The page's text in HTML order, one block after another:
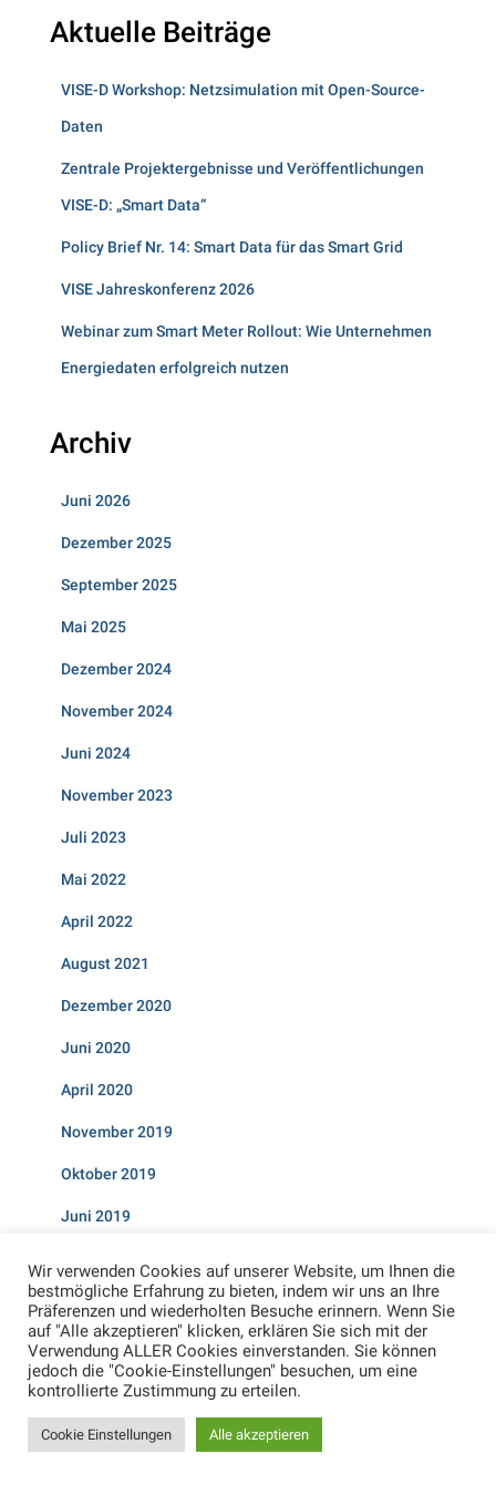
Aktuelle Beiträge
VISE-D Workshop: Netzsimulation mit Open-Source-
Daten
Zentrale Projektergebnisse und Veröffentlichungen
VISE-D: „Smart Data“
Policy Brief Nr. 14: Smart Data für das Smart Grid
VISE Jahreskonferenz 2026
Webinar zum Smart Meter Rollout: Wie Unternehmen
Energiedaten erfolgreich nutzen
Archiv
Juni 2026
Dezember 2025
September 2025
Mai 2025
Dezember 2024
November 2024
Juni 2024
November 2023
Juli 2023
Mai 2022
April 2022
August 2021
Dezember 2020
Juni 2020
April 2020
November 2019
Oktober 2019
Juni 2019
Januar 2019
Dezember 2018
November 2018
April 2018
Wir verwenden Cookies auf unserer Website, um Ihnen die
bestmögliche Erfahrung zu bieten, indem wir uns an Ihre
Präferenzen und wiederholten Besuche erinnern. Wenn Sie
auf "Alle akzeptieren" klicken, erklären Sie sich mit der
Verwendung ALLER Cookies einverstanden. Sie können
jedoch die "Cookie-Einstellungen" besuchen, um eine
kontrollierte Zustimmung zu erteilen.
Cookie Einstellungen Alle akzeptieren